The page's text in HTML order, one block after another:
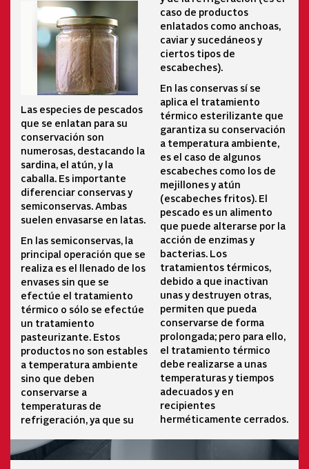
Las especies de pescados
que se enlatan para su
conservación son
numerosas, destacando la
sardina, el atún, y la
caballa. Es importante
diferenciar conservas y
semiconservas. Ambas
suelen envasarse en latas.
En las semiconservas, la
principal operación que se
realiza es el llenado de los
envases sin que se
efectúe el tratamiento
térmico o sólo se efectúe
un tratamiento
pasteurizante. Estos
productos no son estables
a temperatura ambiente
sino que deben
conservarse a
temperaturas de
refrigeración, ya que su
caso de productos
enlatados como anchoas,
caviar y sucedáneos y
ciertos tipos de
escabeches).
En las conservas sí se
aplica el tratamiento
térmico esterilizante que
garantiza su conservación
a temperatura ambiente,
es el caso de algunos
escabeches como los de
mejillones y atún
(escabeches fritos). El
pescado es un alimento
que puede alterarse por la
acción de enzimas y
bacterias. Los
tratamientos térmicos,
debido a que inactivan
unas y destruyen otras,
permiten que pueda
conservarse de forma
prolongada; pero para ello,
el tratamiento térmico
debe realizarse a unas
temperaturas y tiempos
adecuados y en
recipientes
herméticamente cerrados.